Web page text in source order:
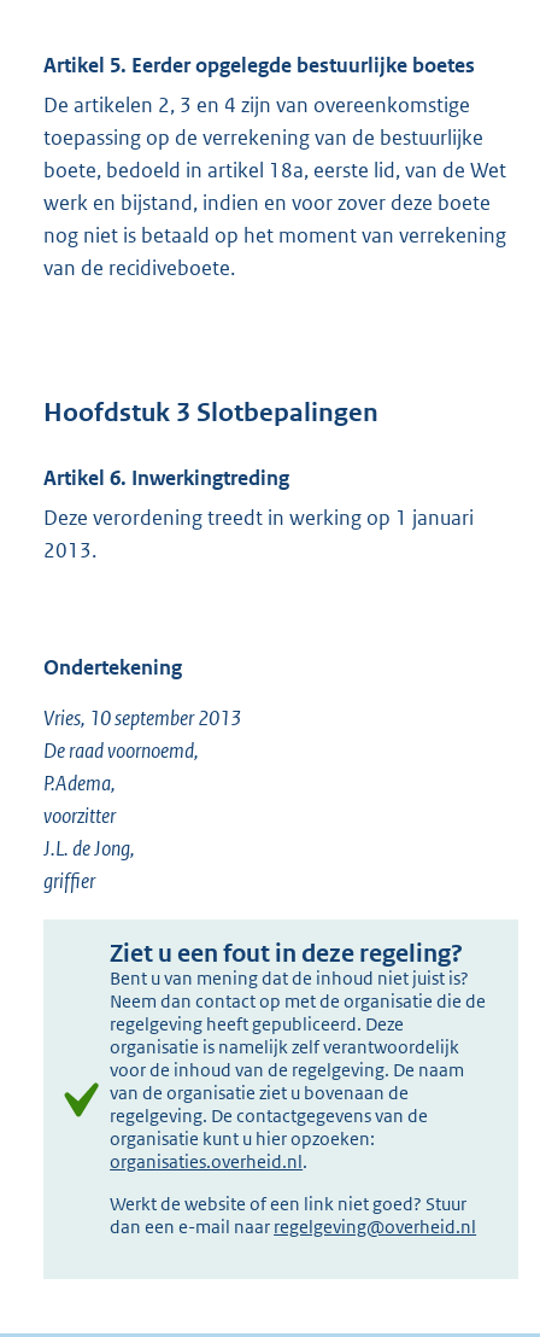
Artikel 5. Eerder opgelegde bestuurlijke boetes
De artikelen 2, 3 en 4 zijn van overeenkomstige
toepassing op de verrekening van de bestuurlijke
boete, bedoeld in artikel 18a, eerste lid, van de Wet
werk en bijstand, indien en voor zover deze boete
nog niet is betaald op het moment van verrekening
van de recidiveboete.
Hoofdstuk 3 Slotbepalingen
Artikel 6. Inwerkingtreding
Deze verordening treedt in werking op 1 januari
2013.
Ondertekening
Vries, 10 september 2013
De raad voornoemd,
P.Adema,
voorzitter
J.L. de Jong,
griffier
Ziet u een fout in deze regeling?
Bent u van mening dat de inhoud niet juist is?
Neem dan contact op met de organisatie die de
regelgeving heeft gepubliceerd. Deze
organisatie is namelijk zelf verantwoordelijk
voor de inhoud van de regelgeving. De naam
van de organisatie ziet u bovenaan de
regelgeving. De contactgegevens van de
organisatie kunt u hier opzoeken:
organisaties.overheid.nl.
Werkt de website of een link niet goed? Stuur
dan een e-mail naar regelgeving@overheid.nl